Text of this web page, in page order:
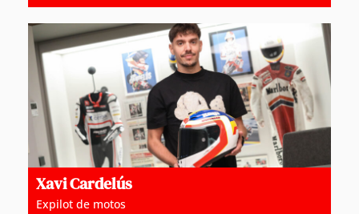
Xavi Cardelús
Expilot de motos